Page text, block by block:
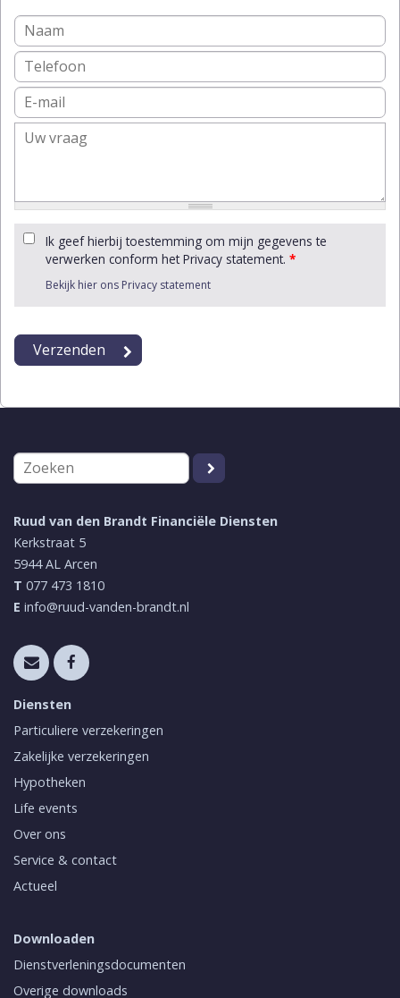
Ik geef hierbij toestemming om mijn gegevens te
verwerken conform het Privacy statement. *
Bekijk hier ons Privacy statement
Ruud van den Brandt Financiële Diensten
Kerkstraat 5
5944 AL Arcen
T 077 473 1810
E info@ruud-vanden-brandt.nl
Diensten
Particuliere verzekeringen
Zakelijke verzekeringen
Hypotheken
Life events
Over ons
Service & contact
Actueel
Downloaden
Dienstverleningsdocumenten
Overige downloads